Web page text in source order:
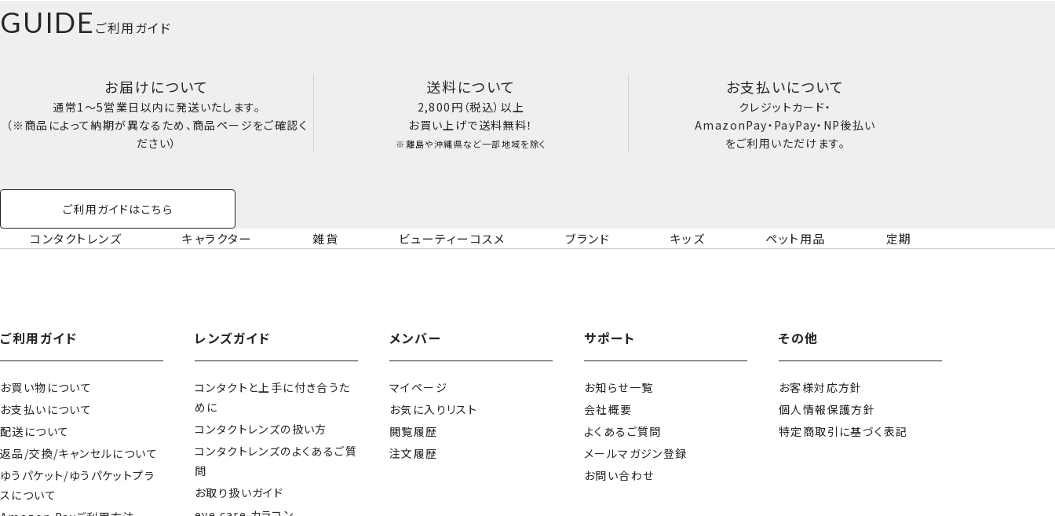
GUIDE ご利用ガイド
お届けについて
通常1～5営業日以内に発送いたします。
（※商品によって納期が異なるため、商品ページをご確認く
ださい）
送料について
2,800円（税込）以上
お買い上げで送料無料！
※離島や沖縄県など一部地域を除く
お支払いについて
クレジットカード・
AmazonPay・PayPay・NP後払い
をご利用いただけます。
ご利用ガイドはこちら
コンタクトレンズ キャラクター 雑貨 ビューティーコスメ ブランド キッズ ペット用品 定期
ご利用ガイド
お買い物について
お支払いについて
配送について
返品/交換/キャンセルについて
ゆうパケット/ゆうパケットプラ
スについて
レンズガイド
コンタクトと上手に付き合うた
めに
コンタクトレンズの扱い方
コンタクトレンズのよくあるご質
問
お取り扱いガイド
メンバー
マイページ
お気に入りリスト
閲覧履歴
注文履歴
サポート
お知らせ一覧
会社概要
よくあるご質問
メールマガジン登録
お問い合わせ
その他
お客様対応方針
個人情報保護方針
特定商取引に基づく表記